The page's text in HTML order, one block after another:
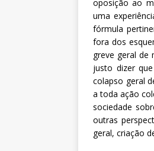
oposição ao
uma
fórmula
fora dos
greve geral de
justo dizer
colapso geral
a toda ação
sociedade
outras
geral, criação